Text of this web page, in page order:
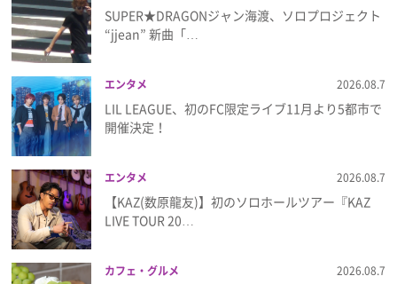
SUPER★DRAGONジャン海渡、ソロプロジェクト
“jjean” 新曲「…
エンタメ 2026.08.7
LIL LEAGUE、初のFC限定ライブ11月より5都市で
開催決定！
エンタメ 2026.08.7
【KAZ(数原龍友)】初のソロホールツアー『KAZ
LIVE TOUR 20…
カフェ・グルメ 2026.08.7